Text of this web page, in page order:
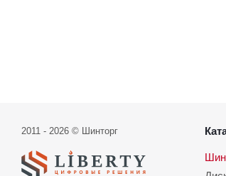
2011 - 2026 © Шинторг